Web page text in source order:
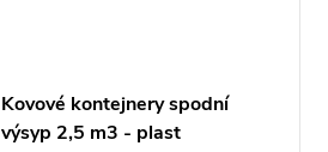
Kovové kontejnery spodní
výsyp 2,5 m3 - plast